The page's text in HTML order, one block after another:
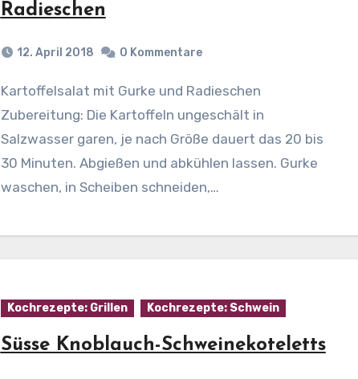
Radieschen
12. April 2018 0 Kommentare
Kartoffelsalat mit Gurke und Radieschen
Zubereitung: Die Kartoffeln ungeschält in
Salzwasser garen, je nach Größe dauert das 20 bis
30 Minuten. Abgießen und abkühlen lassen. Gurke
waschen, in Scheiben schneiden,…
Kochrezepte: Grillen Kochrezepte: Schwein
Süsse Knoblauch-Schweinekoteletts